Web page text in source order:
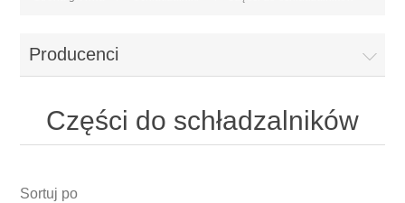
Producenci
Części do schładzalników
Sortuj po